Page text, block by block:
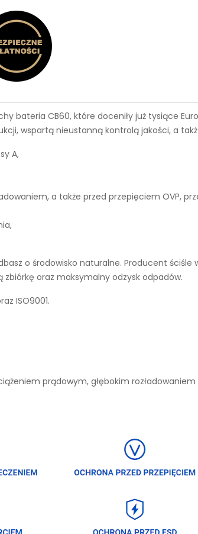
bateria CB60, które doceniły już tysiące
wspartą nieustanną kontrolą jakości, a
A,
a także przed przepięciem OVP,
o środowisko naturalne. Producent
oraz maksymalny odzysk odpadów.
ISO9001.
prądowym, głębokim